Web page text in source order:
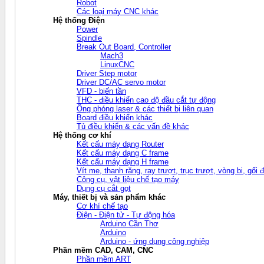
Robot
Các loại máy CNC khác
Hệ thống Điện
Power
Spindle
Break Out Board, Controller
Mach3
LinuxCNC
Driver Step motor
Driver DC/AC servo motor
VFD - biến tần
THC - điều khiển cao độ đầu cắt tự động
Ống phóng laser & các thiết bị liên quan
Board điều khiển khác
Tủ điều khiển & các vấn đề khác
Hệ thống cơ khí
Kết cấu máy dạng Router
Kết cấu máy dạng C frame
Kết cấu máy dạng H frame
Vít me, thanh răng, ray trượt, trục trượt, vòng bi, gối
Công cụ, vật liệu chế tạo máy
Dụng cụ cắt gọt
Máy, thiết bị và sản phẩm khác
Cơ khí chế tạo
Điện - Điện tử - Tự động hóa
Arduino Cần Thơ
Arduino
Arduino - ứng dụng công nghiệp
Phần mềm CAD, CAM, CNC
Phần mềm ART